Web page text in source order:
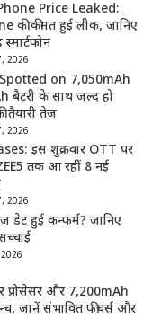
Price Leaked:
की कीमत हुई लीक, जानिए
2026
on 7,050mAh
बैटरी के साथ जल्द हो
तैयारी तेज
2026
इस शुक्रवार OTT पर
तक आ रहीं 8 नई
2026
डेट हुई कन्फर्म? जानिए
प्रोसेसर और 7,200mAh
जानें संभावित फीचर्स और